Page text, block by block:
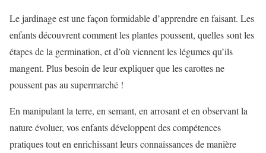
Le jardinage est une façon formidable d’apprendre en faisant. Les
enfants découvrent comment les plantes poussent, quelles sont les
étapes de la germination, et d’où viennent les légumes qu’ils
mangent. Plus besoin de leur expliquer que les carottes ne
poussent pas au supermarché !
En manipulant la terre, en semant, en arrosant et en observant la
nature évoluer, vos enfants développent des compétences
pratiques tout en enrichissant leurs connaissances de manière